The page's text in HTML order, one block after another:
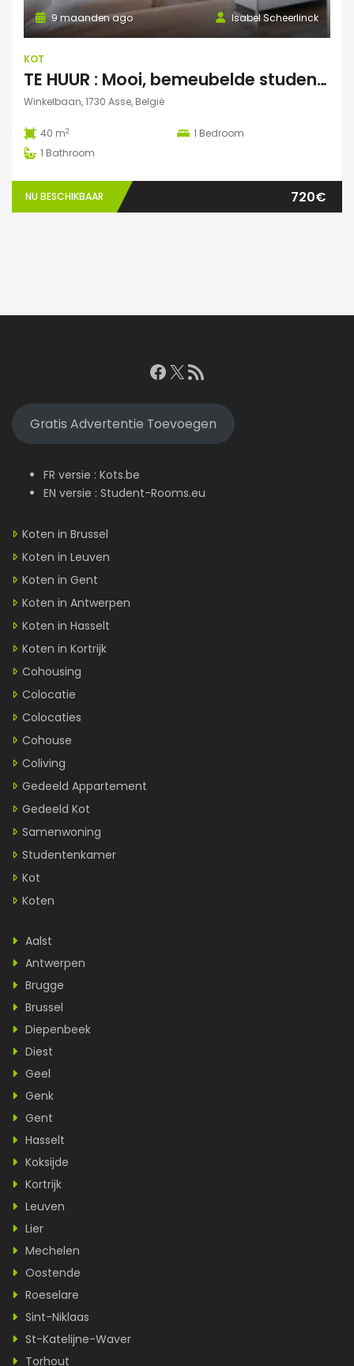
Isabel Scheerlinck
9 maanden ago
KOT
TE HUUR : Mooi, bemeubelde studentenstudio te Asse
Winkelbaan, 1730 Asse, België
40 m2 1 Bedroom
1 Bathroom
NU BESCHIKBAAR 720€
Facebook
X RSS feed
Gratis Advertentie Toevoegen
FR versie : Kots.be
EN versie : Student-Rooms.eu
Koten in Brussel
Koten in Leuven
Koten in Gent
Koten in Antwerpen
Koten in Hasselt
Koten in Kortrijk
Cohousing
Colocatie
Colocaties
Cohouse
Coliving
Gedeeld Appartement
Gedeeld Kot
Samenwoning
Studentenkamer
Kot
Koten
Aalst
Antwerpen
Brugge
Brussel
Diepenbeek
Diest
Geel
Genk
Gent
Hasselt
Koksijde
Kortrijk
Leuven
Lier
Mechelen
Oostende
Roeselare
Sint-Niklaas
St-Katelijne-Waver
Torhout